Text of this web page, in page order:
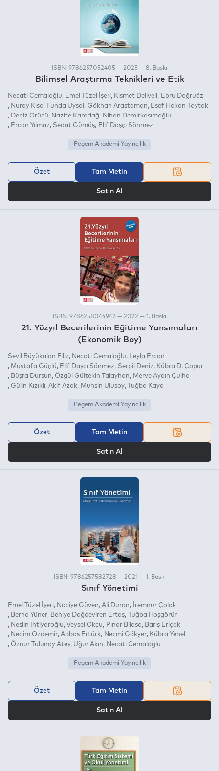
ISBN: 9786257052405 — 2025 — 8. Baskı
Bilimsel Araştırma Teknikleri ve Etik
Necati Cemaloğlu Emel Tüzel İşeri Kısmet Deliveli
Ebru Doğruöz
Nuray Kısa
Funda Uysal Gökhan Arastaman
Esef Hakan Toytok
Deniz Örücü
Nazife Karadağ
Nihan Demirkasımoğlu
Ercan Yılmaz
Sedat Gümüş Elif Daşçı Sönmez
Pegem Akademi Yayıncılık
Özet Tam Metin
Satın Al
ISBN: 9786258044942 — 2022 — 1. Baskı
21. Yüzyıl Becerilerinin Eğitime Yansımaları
(Ekonomik Boy)
Sevil Büyükalan Filiz Necati Cemaloğlu
Leyla Ercan
Mustafa Güçlü
Elif Daşcı Sönmez Serpil Deniz
Kübra D. Çopur
Büşra Dursun
Özgül Gültekin Talayhan
Merve Aydın Çulha
Gülin Kızıklı Akif Azak Muhsin Ulusoy Tuğba Kaya
Pegem Akademi Yayıncılık
Özet Tam Metin
Satın Al
ISBN: 9786257582728 — 2021 — 1. Baskı
Sınıf Yönetimi
Emel Tüzel İşeri Naciye Güven Ali Duran
İremnur Çolak
Berna Yüner
Behiye Dağdeviren Ertaş
Tuğba Hoşgörür
Neslin İhtiyaroğlu Veysel Okçu Pınar Bilasa
Barış Eriçok
Nedim Özdemir Abbas Ertürk Necmi Gökyer
Kübra Yenel
Öznur Tulunay Ateş Uğur Akın Necati Cemaloğlu
Pegem Akademi Yayıncılık
Özet Tam Metin
Satın Al